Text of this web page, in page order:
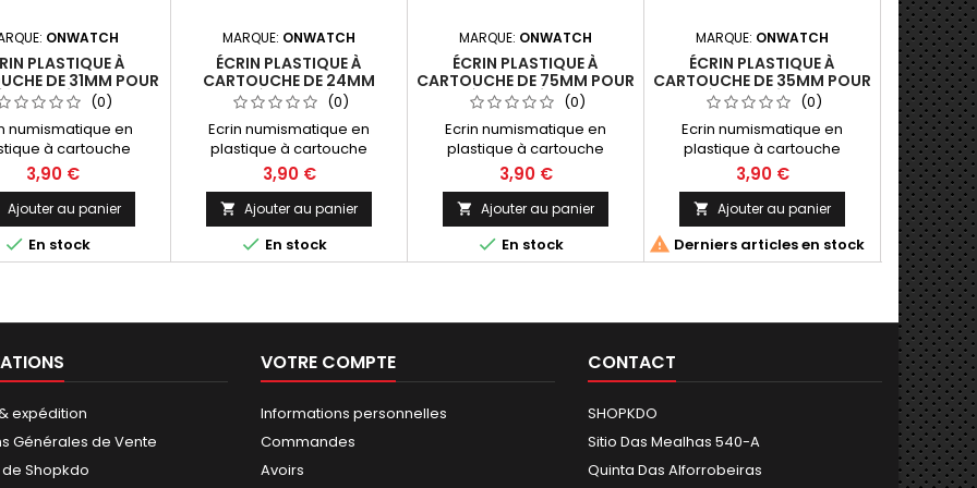
ONWATCH
PLASTIQUE À
DE 31MM POUR
ET MÉDAILLE
70X70X16MM
(0)
numismatique en
à cartouche
de 31mm pour
et médailles
in Germany
coin case with 31mm
cartridge for
and medals
3,90 €
Ajouter au panier
 En stock
MARQUE: ONWATCH
ÉCRIN PLASTIQUE À
CARTOUCHE DE 24MM
POUR PIÈCE ET MÉDAILLE
70X70X16MM
(0)
Ecrin numismatique en
plastique à cartouche
postformé de 24mm pour
pièces et médailles
70x70x16mm. Made in
Germany
3,90 €
 Ajouter au panier
 En stock
MARQUE: ONWATCH
ÉCRIN PLASTIQUE À
CARTOUCHE DE 75MM POUR
PIÈCE ET MÉDAILLE
100X100X18MM
(0)
Ecrin numismatique en
plastique à cartouche
postformé de 75mm pour
pièces et médailles
100x100x18mm.Made in
Germany Plastic coin case
with 75mm postformed
cartridge for coins and
3,90 €
 Ajouter au panier
 En stock
MARQUE: ONWATCH
ÉCRIN PLASTIQUE À
CARTOUCHE DE 35MM POUR
PIÈCE ET MÉDAILLE
70X70X16MM
(0)
Ecrin numismatique en
plastique à cartouche
postformé de 35mm pour
pièces et médailles
70x70x16mm.Made in Germany
Plastic coin case with 35mm
postformed cartridge for
coins and medals
3,90 €
 Ajouter au panier
 Derniers articles en stock
ÉCRIN
Ecrin
velours
postformé
pièces,
Germany
with
to 46mm


expédition
Générales de Vente
Shopkdo
VOTRE COMPTE
Informations personnelles
Commandes
Avoirs
CONTACT
SHOPKDO
Sitio Das Mealhas 540-A
Quinta Das Alforrobeiras